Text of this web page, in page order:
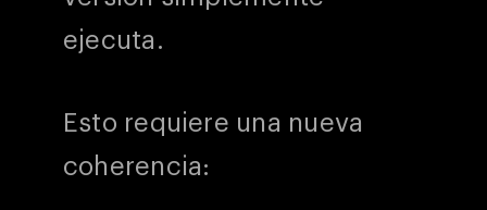
ejecuta.
Esto requiere una nueva
coherencia: